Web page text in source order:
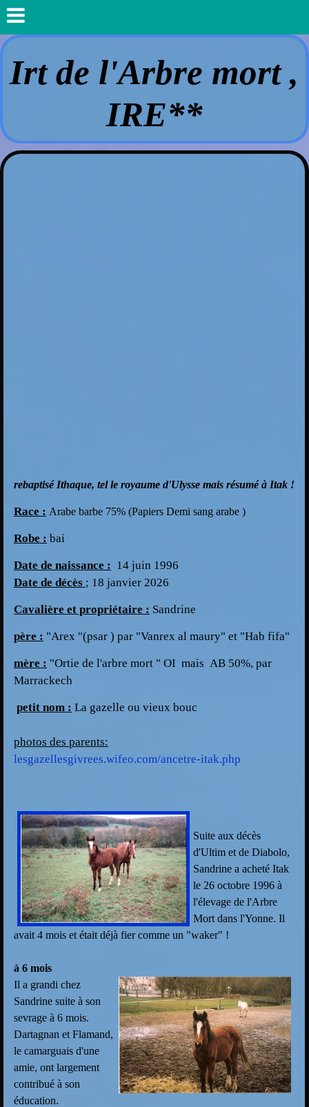
Irt de l'Arbre mort ,
IRE**
rebaptisé Ithaque, tel le royaume d'Ulysse mais résumé à Itak !
Race : Arabe barbe 75% (Papiers Demi sang arabe )
Robe : bai
Date de naissance : 14 juin 1996
Date de décès ; 18 janvier 2026
Cavalière et propriétaire : Sandrine
père : "Arex "(psar ) par "Vanrex al maury" et "Hab fifa"
mère : "Ortie de l'arbre mort " OI mais AB 50%, par
Marrackech
petit nom : La gazelle ou vieux bouc
photos des parents:
lesgazellesgivrees.wifeo.com/ancetre-itak.php
Suite aux décès
d'Ultim et de Diabolo,
Sandrine a acheté Itak
le 26 octobre 1996 à
l'élevage de l'Arbre
Mort dans l'Yonne. Il
avait 4 mois et était déjà fier comme un "waker" !
à 6 mois
Il a grandi chez
Sandrine suite à son
sevrage à 6 mois.
Dartagnan et Flamand,
le camarguais d'une
amie, ont largement
contribué à son
éducation.